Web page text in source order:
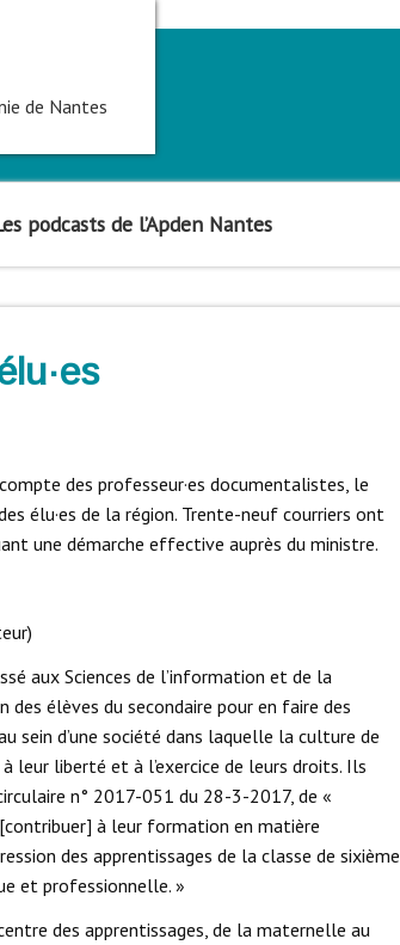
de Nantes
podcasts de l’Apden Nantes
des professeur·es documentalistes, le
élu·es de la région. Trente-neuf courriers ont
une démarche effective auprès du ministre.
aux Sciences de l’information et de la
élèves du secondaire pour en faire des
sein d’une société dans laquelle la culture de
leur liberté et à l’exercice de leurs droits. Ils
n° 2017-051 du 28-3-2017, de «
à leur formation en matière
des apprentissages de la classe de sixième
et professionnelle. »
des apprentissages, de la maternelle au